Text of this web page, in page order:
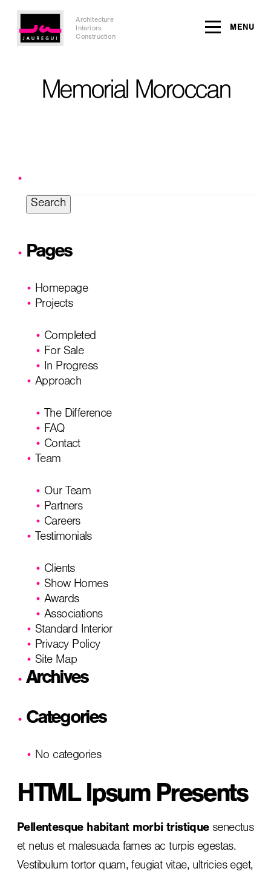
Architecture
Interiors
Construction
MENU
Memorial Moroccan
Pages
Homepage
Projects
Completed
For Sale
In Progress
Approach
The Difference
FAQ
Contact
Team
Our Team
Partners
Careers
Testimonials
Clients
Show Homes
Awards
Associations
Standard Interior
Privacy Policy
Site Map
Archives
Categories
No categories
HTML Ipsum Presents
Pellentesque habitant morbi tristiquesenectus
et netus et malesuada fames ac turpis egestas.
Vestibulum tortor quam, feugiat vitae, ultricies eget,